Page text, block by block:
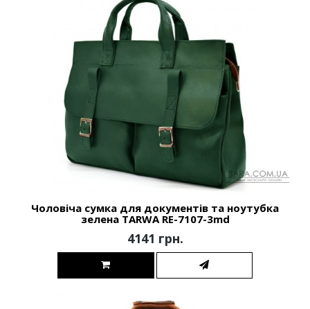
Чоловіча сумка для документів та ноутубка
зелена TARWA RE-7107-3md
4141 грн.